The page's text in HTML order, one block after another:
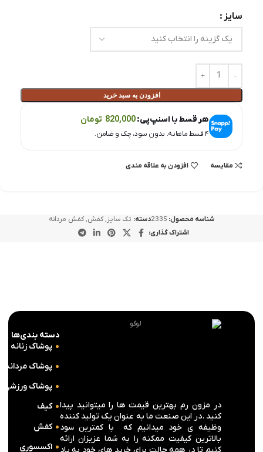
سایز
افزودن به سبد خرید
هر قسط با اسنپ‌پی:820,000 تومان
۴ قسط ماهانه. بدون سود، چک و ضامن.
مقايسه افزودن به علاقه مندی
شناسه محصول: 2335دسته: تک سایز , کفش, کفش مردانه
اشتراک گذاری:
در مزون رم بهترین قیمت ها را میتوانید پیدا
کنید .در این صنعت ما به عنوان یک تولید کننده
وظیفه ی خود میدانیم که با کمترین سود
بالاترین کیفیت ممکنه را به شما عزیزان ارائه
دسته بندی‌ها
پوشاک زنانه
پوشاک مردانه
پوشاک ورزشی
کیف
کفش
اکسسوری